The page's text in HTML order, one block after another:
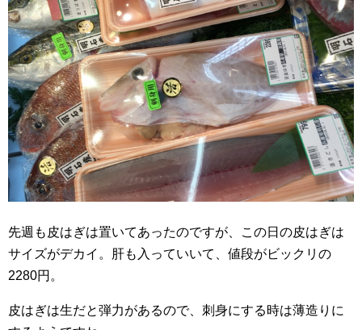
先週も皮はぎは置いてあったのですが、この日の皮はぎは
サイズがデカイ。肝も入っていいて、値段がビックリの
2280円。
皮はぎは生だと弾力があるので、刺身にする時は薄造りに